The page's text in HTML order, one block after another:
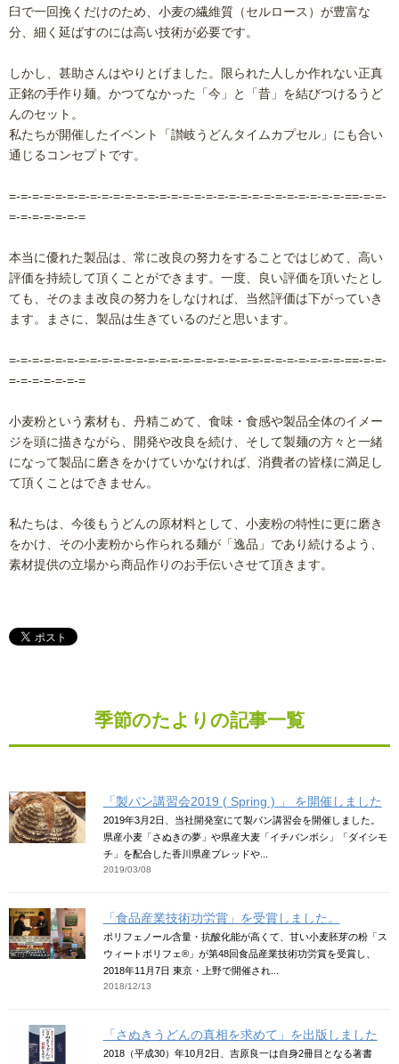
臼で一回挽くだけのため、小麦の繊維質（セルロース）が豊富な
分、細く延ばすのには高い技術が必要です。
しかし、甚助さんはやりとげました。限られた人しか作れない正真
正銘の手作り麺。かつてなかった「今」と「昔」を結びつけるうど
んのセット。
私たちが開催したイベント「讃岐うどんタイムカプセル」にも合い
通じるコンセプトです。
=-=-=-=-=-=-=-=-=-=-=-=-=-=-=-=-=-=-=-=-=-=-=-=-=-=-=-=-=-==-=-=-
=-=-=-=-=-=-=
本当に優れた製品は、常に改良の努力をすることではじめて、高い
評価を持続して頂くことができます。一度、良い評価を頂いたとし
ても、そのまま改良の努力をしなければ、当然評価は下がっていき
ます。まさに、製品は生きているのだと思います。
=-=-=-=-=-=-=-=-=-=-=-=-=-=-=-=-=-=-=-=-=-=-=-=-=-=-=-=-=-==-=-=-
=-=-=-=-=-=-=
小麦粉という素材も、丹精こめて、食味・食感や製品全体のイメー
ジを頭に描きながら、開発や改良を続け、そして製麺の方々と一緒
になって製品に磨きをかけていかなければ、消費者の皆様に満足し
て頂くことはできません。
私たちは、今後もうどんの原材料として、小麦粉の特性に更に磨き
をかけ、その小麦粉から作られる麺が「逸品」であり続けるよう、
素材提供の立場から商品作りのお手伝いさせて頂きます。
季節のたよりの記事一覧
「製パン講習会2019 ( Spring ) 」 を開催しました
2019年3月2日、当社開発室にて製パン講習会を開催しました。
県産小麦「さぬきの夢」や県産大麦「イチバンボシ」「ダイシモ
チ」を配合した香川県産ブレッドや...
2019/03/08
「食品産業技術功労賞」を受賞しました。
ポリフェノール含量・抗酸化能が高くて、甘い小麦胚芽の粉「ス
ウィートポリフェ®」が第48回食品産業技術功労賞を受賞し、
2018年11月7日 東京・上野で開催され...
2018/12/13
「さぬきうどんの真相を求めて」を出版しました
2018（平成30）年10月2日、吉原良一は自身2冊目となる著書